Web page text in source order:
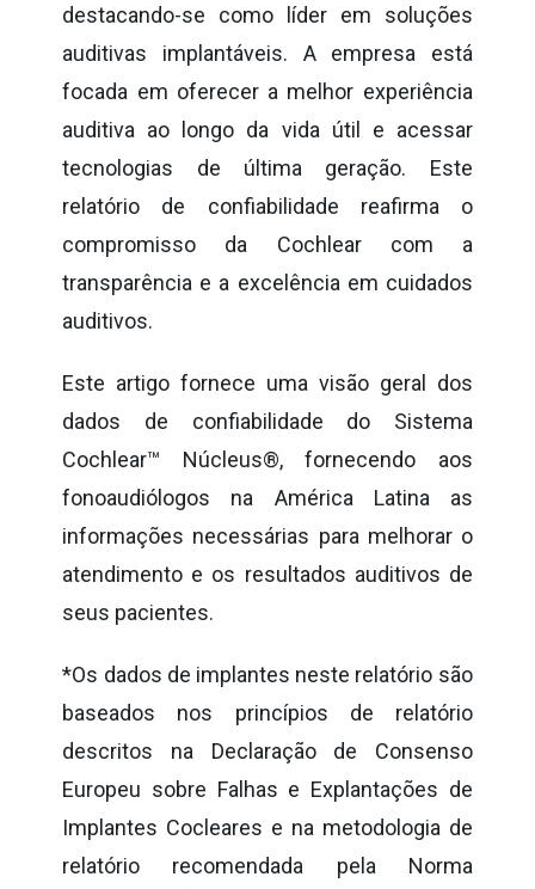
destacando-se como líder em soluções
auditivas implantáveis. A empresa está
focada em oferecer a melhor experiência
auditiva ao longo da vida útil e acessar
tecnologias de última geração. Este
relatório de confiabilidade reafirma o
compromisso da Cochlear com a
transparência e a excelência em cuidados
auditivos.
Este artigo fornece uma visão geral dos
dados de confiabilidade do Sistema
Cochlear™ Núcleus®, fornecendo aos
fonoaudiólogos na América Latina as
informações necessárias para melhorar o
atendimento e os resultados auditivos de
seus pacientes.
*Os dados de implantes neste relatório são
baseados nos princípios de relatório
descritos na Declaração de Consenso
Europeu sobre Falhas e Explantações de
Implantes Cocleares e na metodologia de
relatório recomendada pela Norma